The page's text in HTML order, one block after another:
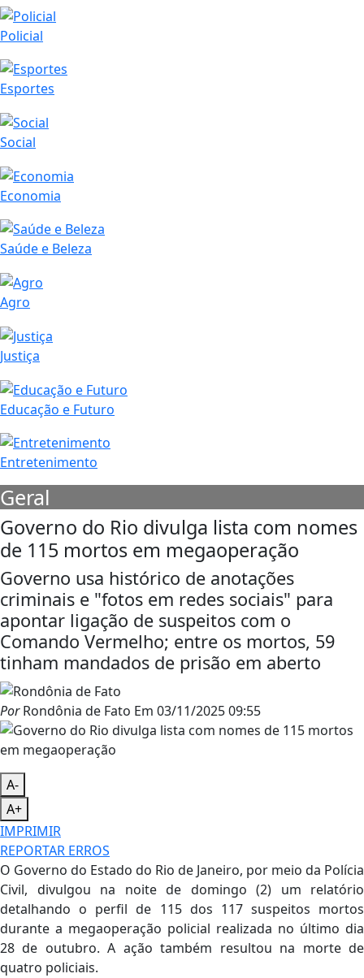
Policial
Esportes
Social
Economia
Saúde e Beleza
Agro
Justiça
Educação e Futuro
Entretenimento
Geral
Governo do Rio divulga lista com nomes
de 115 mortos em megaoperação
Governo usa histórico de anotações
criminais e "fotos em redes sociais" para
apontar ligação de suspeitos com o
Comando Vermelho; entre os mortos, 59
tinham mandados de prisão em aberto
PorRondônia de Fato Em 03/11/2025 09:55
A-
A+
IMPRIMIR
REPORTAR ERROS
O Governo do Estado do Rio de Janeiro, por meio da Polícia
Civil, divulgou na noite de domingo (2) um relatório
detalhando o perfil de 115 dos 117 suspeitos mortos
durante a megaoperação policial realizada no último dia
28 de outubro. A ação também resultou na morte de
quatro policiais.